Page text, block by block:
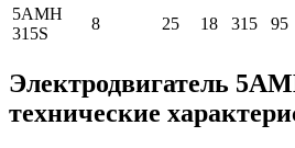
5АМН
315S
8 25 18 315 95
Электродвигатель
технические